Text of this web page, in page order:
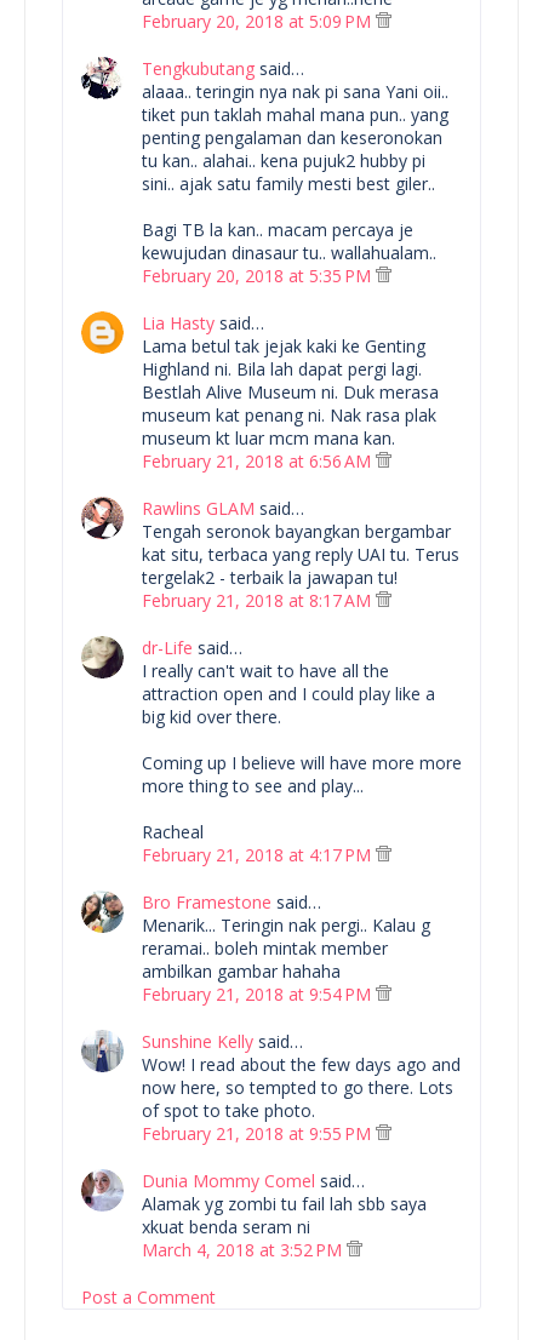
February 20, 2018 at 5:09 PM
Tengkubutang said…
alaaa.. teringin nya nak pi sana Yani oii..
tiket pun taklah mahal mana pun.. yang
penting pengalaman dan keseronokan
tu kan.. alahai.. kena pujuk2 hubby pi
sini.. ajak satu family mesti best giler..
Bagi TB la kan.. macam percaya je
kewujudan dinasaur tu.. wallahualam..
February 20, 2018 at 5:35 PM
Lia Hasty said…
Lama betul tak jejak kaki ke Genting
Highland ni. Bila lah dapat pergi lagi.
Bestlah Alive Museum ni. Duk merasa
museum kat penang ni. Nak rasa plak
museum kt luar mcm mana kan.
February 21, 2018 at 6:56 AM
Rawlins GLAM said…
Tengah seronok bayangkan bergambar
kat situ, terbaca yang reply UAI tu. Terus
tergelak2 - terbaik la jawapan tu!
February 21, 2018 at 8:17 AM
dr-Life said…
I really can't wait to have all the
attraction open and I could play like a
big kid over there.
Coming up I believe will have more more
more thing to see and play...
Racheal
February 21, 2018 at 4:17 PM
Bro Framestone said…
Menarik... Teringin nak pergi.. Kalau g
reramai.. boleh mintak member
ambilkan gambar hahaha
February 21, 2018 at 9:54 PM
Sunshine Kelly said…
Wow! I read about the few days ago and
now here, so tempted to go there. Lots
of spot to take photo.
February 21, 2018 at 9:55 PM
Dunia Mommy Comel said…
Alamak yg zombi tu fail lah sbb saya
xkuat benda seram ni
March 4, 2018 at 3:52 PM
Post a Comment